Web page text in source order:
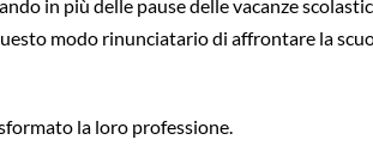
in più delle pause delle vacanze
modo rinunciatario di affrontare la
la loro professione.